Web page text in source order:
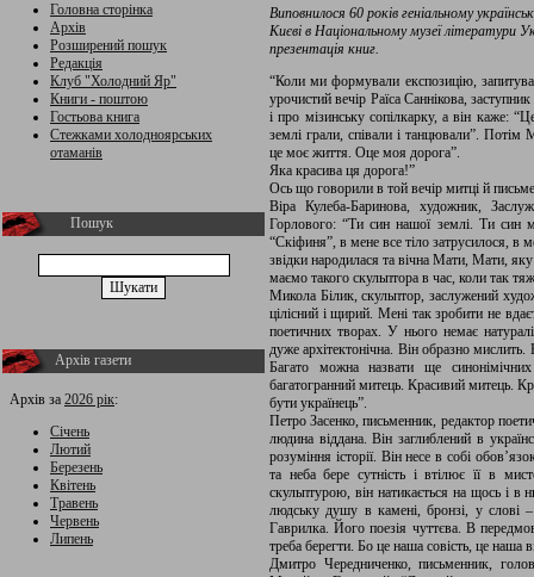
Головна сторінка
Архів
Розширений пошук
Редакція
Клуб "Холодний Яр"
Книги - поштою
Гостьова книга
Стежками холодноярських
отаманів
Пошук
Архів газети
Архів за 2026 рік:
Січень
Лютий
Березень
Квітень
Травень
Червень
Липень
Виповнилося 60 років геніальному
Києві в Національному музеї літератури
презентація книг.
“Коли ми формували експозицію,
урочистий вечір Раїса Саннікова,
і про мізинську сопілкарку, а він каже:
землі грали, співали і танцювали”.
це моє життя. Оце моя дорога”.
Яка красива ця дорога!”
Ось що говорили в той вечір митці й
Віра Кулеба-Баринова, художник,
Горлового: “Ти син нашої землі. Ти син
“Скіфиня”, в мене все тіло затрусилося,
звідки народилася та вічна Мати, Мати,
маємо такого скульптора в час, коли так
Микола Білик, скульптор, заслужений
цілісний і щирий. Мені так зробити не
поетичних творах. У нього немає
дуже архітектонічна. Він образно
Багато можна назвати ще
багатогранний митець. Красивий митець.
бути українець”.
Петро Засенко, письменник, редактор
людина віддана. Він заглиблений в
розуміння історії. Він несе в собі
та неба бере сутність і втілює її в
скульптурою, він натикається на щось і в
людську душу в камені, бронзі, у слові
Гаврилка. Його поезія чуттєва. В
треба берегти. Бо це наша совість, це наша
Дмитро Чередниченко, письменник,